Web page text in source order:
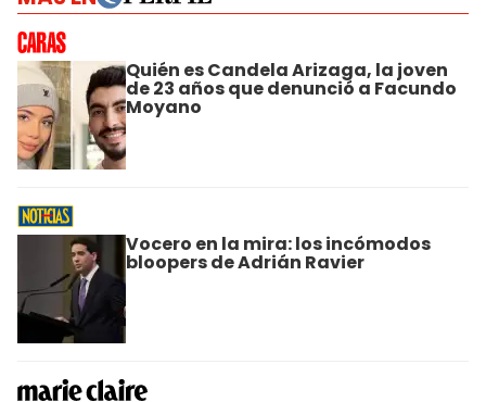
Quién es Candela Arizaga, la joven
de 23 años que denunció a Facundo
Moyano
Vocero en la mira: los incómodos
bloopers de Adrián Ravier